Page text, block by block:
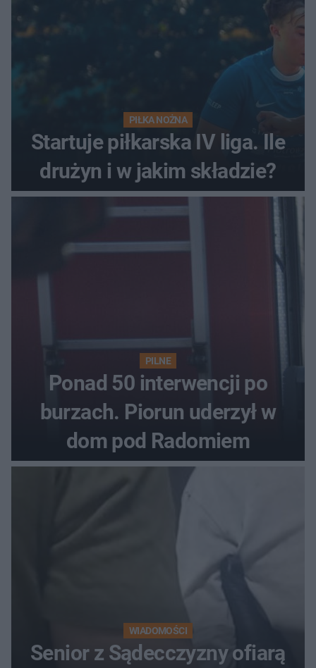
PIŁKA NOŻNA
Startuje piłkarska IV liga. Ile
drużyn i w jakim składzie?
PILNE
Ponad 50 interwencji po
burzach. Piorun uderzył w
dom pod Radomiem
WIADOMOŚCI
Senior z Sądecczyzny ofiarą